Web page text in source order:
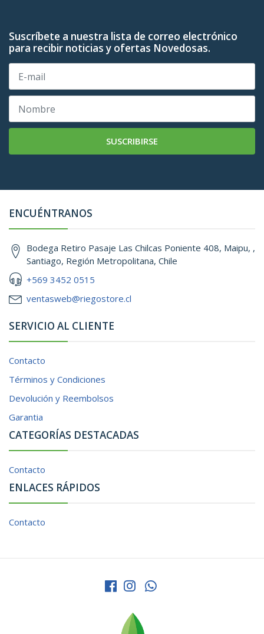
Suscríbete a nuestra lista de correo electrónico
para recibir noticias y ofertas Novedosas.
SUSCRIBIRSE
ENCUÉNTRANOS
Bodega Retiro Pasaje Las Chilcas Poniente 408, Maipu, ,
Santiago, Región Metropolitana, Chile
+569 3452 0515
ventasweb@riegostore.cl
SERVICIO AL CLIENTE
Contacto
Términos y Condiciones
Devolución y Reembolsos
Garantia
CATEGORÍAS DESTACADAS
Contacto
ENLACES RÁPIDOS
Contacto